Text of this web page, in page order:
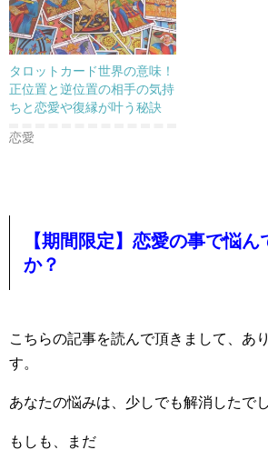
タロットカード世界の意味！
正位置と逆位置の相手の気持
ちと恋愛や復縁が叶う秘訣
恋愛
【期間限定】恋愛の事で悩ん
か？
こちらの記事を読んで頂きまして、あ
す。
あなたの悩みは、少しでも解消したで
もしも、まだ